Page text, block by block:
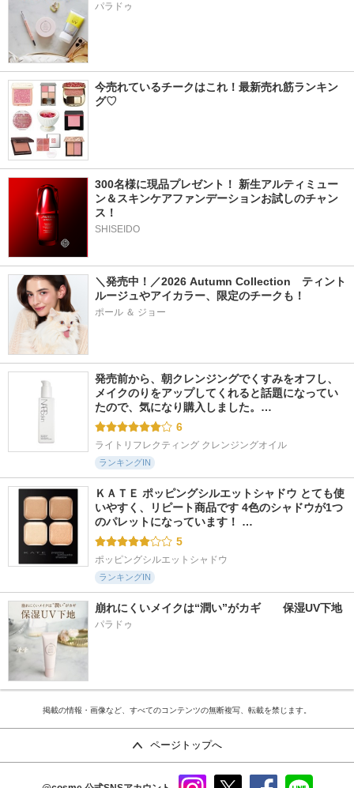
パラドゥ
今売れているチークはこれ！最新売れ筋ランキン
グ♡
300名様に現品プレゼント！ 新生アルティミュー
ン＆スキンケアファンデーションお試しのチャン
ス！
SHISEIDO
＼発売中！／2026 Autumn Collection　ティント
ルージュやアイカラー、限定のチークも！
ポール ＆ ジョー
発売前から、朝クレンジングでくすみをオフし、
メイクのりをアップしてくれると話題になってい
たので、気になり購入しました。…
6
ライトリフレクティング クレンジングオイル
ランキングIN
ＫＡＴＥ ポッピングシルエットシャドウ とても使
いやすく、リピート商品です 4色のシャドウが1つ
のパレットになっています！ …
5
ポッピングシルエットシャドウ
ランキングIN
崩れにくいメイクは“潤い”がカギ　　保湿UV下地
パラドゥ
掲載の情報・画像など、すべてのコンテンツの無断複写、転載を禁じます。
ページトップへ